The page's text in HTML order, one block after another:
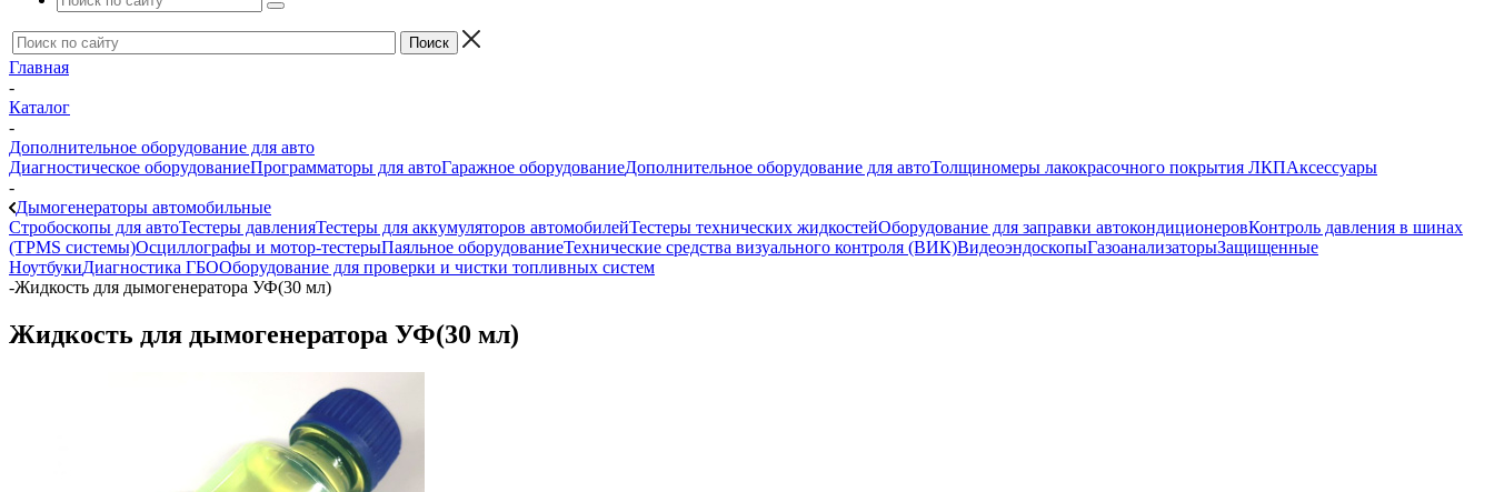
Главная
-
Каталог
-
Дополнительное оборудование для авто
Диагностическое оборудованиеПрограмматоры для автоГаражное оборудованиеДополнительное оборудование для автоТолщиномеры лакокрасочного покрытия ЛКПАксессуары
-
Дымогенераторы автомобильные
Стробоскопы для автоТестеры давленияТестеры для аккумуляторов автомобилейТестеры технических жидкостейОборудование для заправки автокондиционеровКонтроль давления в шинах
(TPMS системы)Осциллографы и мотор-тестерыПаяльное оборудованиеТехнические средства визуального контроля (ВИК)ВидеоэндоскопыГазоанализаторыЗащищенные
НоутбукиДиагностика ГБООборудование для проверки и чистки топливных систем
-Жидкость для дымогенератора УФ(30 мл)
Жидкость для дымогенератора УФ(30 мл)